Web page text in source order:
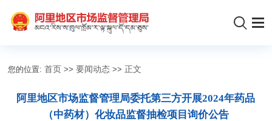
您的位置:首页 >>要闻动态 >> 正文
阿里地区市场监督管理局委托第三方开展2024年药品
（中药材）化妆品监督抽检项目询价公告